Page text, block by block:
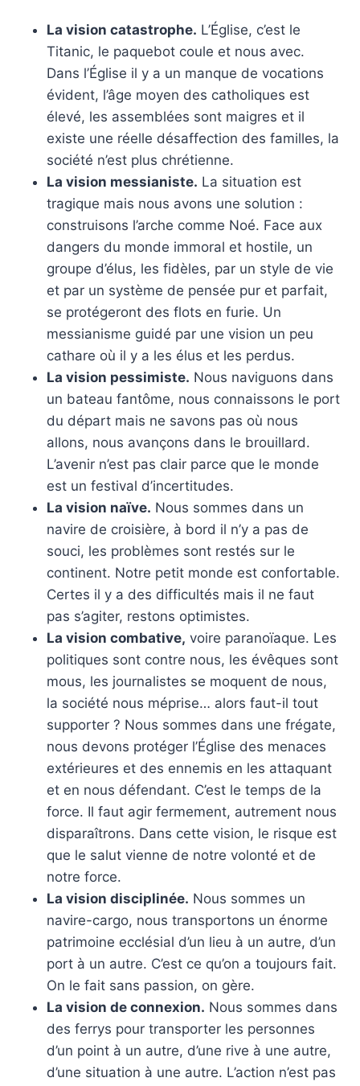
La vision catastrophe. L’Église, c’est le
Titanic, le paquebot coule et nous avec.
Dans l’Église il y a un manque de vocations
évident, l’âge moyen des catholiques est
élevé, les assemblées sont maigres et il
existe une réelle désaffection des familles, la
société n’est plus chrétienne.
La vision messianiste. La situation est
tragique mais nous avons une solution :
construisons l’arche comme Noé. Face aux
dangers du monde immoral et hostile, un
groupe d’élus, les fidèles, par un style de vie
et par un système de pensée pur et parfait,
se protégeront des flots en furie. Un
messianisme guidé par une vision un peu
cathare où il y a les élus et les perdus.
La vision pessimiste. Nous naviguons dans
un bateau fantôme, nous connaissons le port
du départ mais ne savons pas où nous
allons, nous avançons dans le brouillard.
L’avenir n’est pas clair parce que le monde
est un festival d’incertitudes.
La vision naïve. Nous sommes dans un
navire de croisière, à bord il n’y a pas de
souci, les problèmes sont restés sur le
continent. Notre petit monde est confortable.
Certes il y a des difficultés mais il ne faut
pas s’agiter, restons optimistes.
La vision combative, voire paranoïaque. Les
politiques sont contre nous, les évêques sont
mous, les journalistes se moquent de nous,
la société nous méprise… alors faut-il tout
supporter ? Nous sommes dans une frégate,
nous devons protéger l’Église des menaces
extérieures et des ennemis en les attaquant
et en nous défendant. C’est le temps de la
force. Il faut agir fermement, autrement nous
disparaîtrons. Dans cette vision, le risque est
que le salut vienne de notre volonté et de
notre force.
La vision disciplinée. Nous sommes un
navire-cargo, nous transportons un énorme
patrimoine ecclésial d’un lieu à un autre, d’un
port à un autre. C’est ce qu’on a toujours fait.
On le fait sans passion, on gère.
La vision de connexion. Nous sommes dans
des ferrys pour transporter les personnes
d’un point à un autre, d’une rive à une autre,
d’une situation à une autre. L’action n’est pas